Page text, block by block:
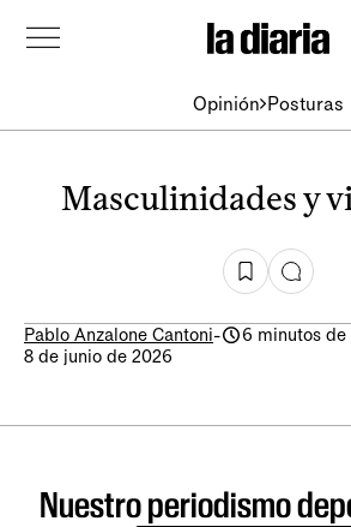
Opinión Posturas
Masculinidades y
Pablo Anzalone Cantoni-
6 minutos
8 de junio de 2026
Nuestro periodismo